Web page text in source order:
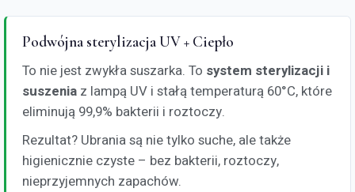
Podwójna sterylizacja UV + Ciepło
To nie jest zwykła suszarka. To system sterylizacji i
suszenia z lampą UV i stałą temperaturą 60°C, które
eliminują 99,9% bakterii i roztoczy.
Rezultat? Ubrania są nie tylko suche, ale także
higienicznie czyste – bez bakterii, roztoczy,
nieprzyjemnych zapachów.